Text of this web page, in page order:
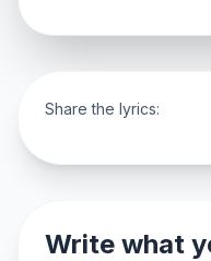
Share the lyrics:
Write what